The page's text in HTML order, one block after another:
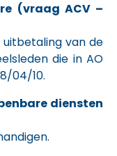
(vraag ACV –
van de
die in AO
04/10.
diensten